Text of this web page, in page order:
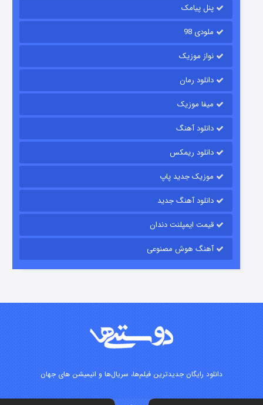
قسمت۱۵ (دوبله) منتشر شد
پنل پیامک
ملودی 98
نواز موزیک
دانلود رمان
میفا موزیک
دانلود آهنگ
دانلود ریمکس
موزیک جدید پاپ
دانلود آهنگ جدید
قیمت ایمپلنت دندان
آهنگ هوش مصنوعی
دانلود رایگان جدیدترین فیلم‌ها، سریال‌ها و انیمیشن های جهان